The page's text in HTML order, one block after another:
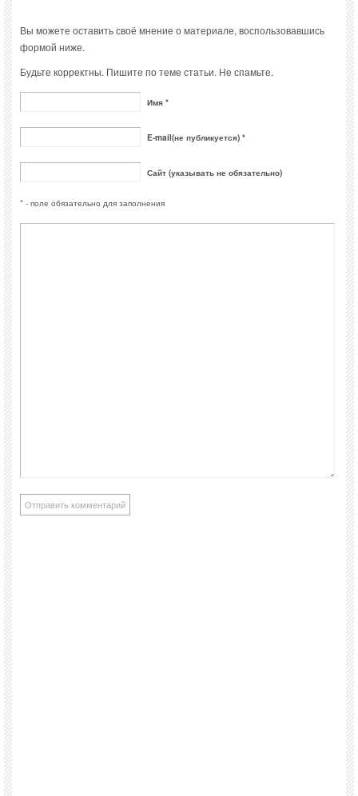
Вы можете оставить своё мнение о материале, воспользовавшись
формой ниже.
Будьте корректны. Пишите по теме статьи. Не спамьте.
Имя *
E-mail(не публикуется) *
Сайт (указывать не обязательно)
* - поле обязательно для заполнения